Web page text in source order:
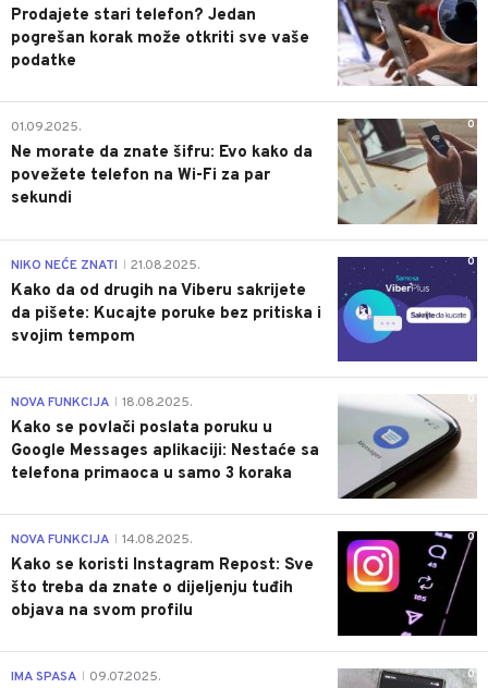
Prodajete stari telefon? Jedan
pogrešan korak može otkriti sve vaše
podatke
0
01.09.2025.
Ne morate da znate šifru: Evo kako da
povežete telefon na Wi-Fi za par
sekundi
0
NIKO NEĆE ZNATI 21.08.2025.
Kako da od drugih na Viberu sakrijete
da pišete: Kucajte poruke bez pritiska i
svojim tempom
0
NOVA FUNKCIJA 18.08.2025.
Kako se povlači poslata poruku u
Google Messages aplikaciji: Nestaće sa
telefona primaoca u samo 3 koraka
0
NOVA FUNKCIJA 14.08.2025.
Kako se koristi Instagram Repost: Sve
što treba da znate o dijeljenju tuđih
objava na svom profilu
0
IMA SPASA 09.07.2025.